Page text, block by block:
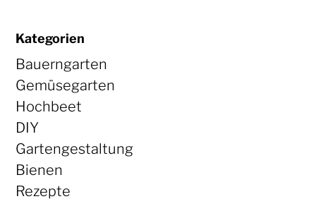
Kategorien
Bauerngarten
Gemüsegarten
Hochbeet
DIY
Gartengestaltung
Bienen
Rezepte